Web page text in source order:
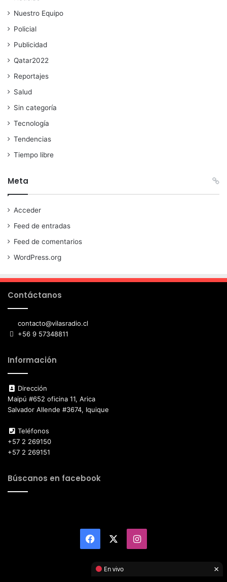
Nuestro Equipo
Policial
Publicidad
Qatar2022
Reportajes
Salud
Sin categoría
Tecnología
Tendencias
Tiempo libre
Meta
Acceder
Feed de entradas
Feed de comentarios
WordPress.org
Contáctanos
contacto@vilasradio.cl
+56 9 57348811
Información
Dirección
Maipú #652 oficina 11, Arica
Salvador Allende #3674, Iquique
Teléfonos
+57 2 269150
+57 2 269151
Búscanos en facebook
Facebook Instagram
En vivo ×